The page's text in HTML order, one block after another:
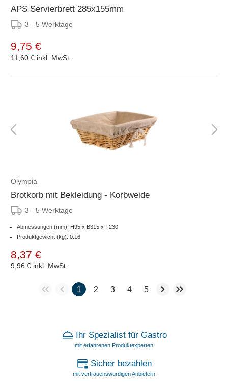
APS Servierbrett 285x155mm
3 - 5 Werktage
9,75 €
11,60 € inkl. MwSt.
Olympia
Brotkorb mit Bekleidung - Korbweide
3 - 5 Werktage
Abmessungen (mm): H95 x B315 x T230
Produktgewicht (kg): 0.16
8,37 €
9,96 € inkl. MwSt.
1 2 3 4 5
Ihr Spezialist für Gastro
mit erfahrenen Produktexperten
Sicher bezahlen
mit vertrauenswürdigen Anbietern